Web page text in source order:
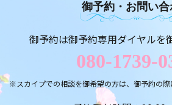
御予約・お問い合
御予約は御予約専用ダイヤルを
080-1739-
※スカイプでの相談を御希望の方は、御予約の際